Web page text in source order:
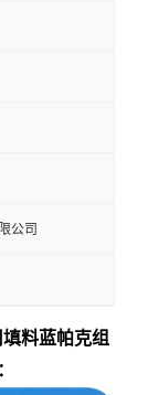
公司
料蓝帕克组